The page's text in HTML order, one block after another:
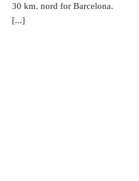
30 km. nord for Barcelona.
[...]